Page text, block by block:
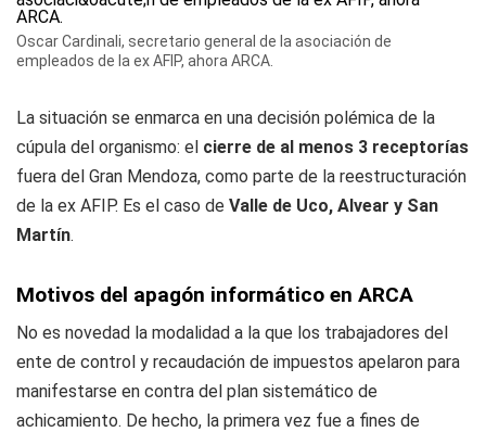
Oscar Cardinali, secretario general de la asociación de
empleados de la ex AFIP, ahora ARCA.
La situación se enmarca en una decisión polémica de la
cúpula del organismo: el cierre de al menos 3 receptorías
fuera del Gran Mendoza, como parte de la reestructuración
de la ex AFIP. Es el caso de Valle de Uco, Alvear y San
Martín.
Motivos del apagón informático en ARCA
No es novedad la modalidad a la que los trabajadores del
ente de control y recaudación de impuestos apelaron para
manifestarse en contra del plan sistemático de
achicamiento. De hecho, la primera vez fue a fines de